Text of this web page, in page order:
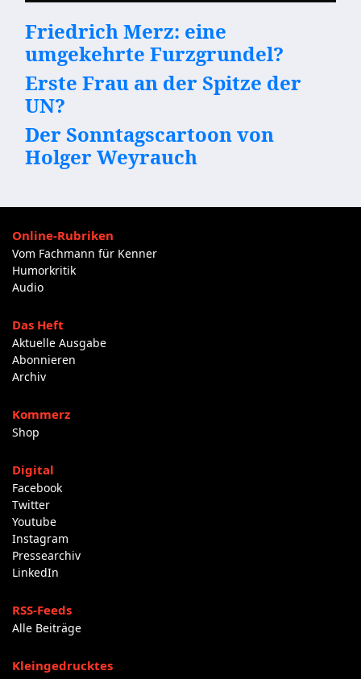
Friedrich Merz: eine
umgekehrte Furzgrundel?
Erste Frau an der Spitze der
UN?
Der Sonntagscartoon von
Holger Weyrauch
Online-Rubriken
Vom Fachmann für Kenner
Humorkritik
Audio
Das Heft
Aktuelle Ausgabe
Abonnieren
Archiv
Kommerz
Shop
Digital
Facebook
Twitter
Youtube
Instagram
Pressearchiv
LinkedIn
RSS-Feeds
Alle Beiträge
Kleingedrucktes